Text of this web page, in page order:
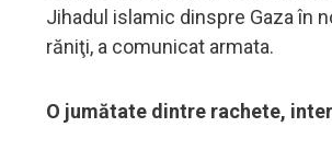
Jihadul islamic dinspre Gaza în
răniţi, a comunicat armata.
O jumătate dintre rachete,